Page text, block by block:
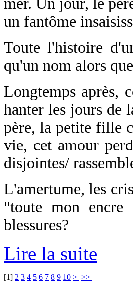
mer. Un jour, le
un fantôme
Toute l'histoire
qu'un nom alors
Longtemps après,
hanter les jours de
père, la petite fille
vie, cet amour
disjointes/
L'amertume, les
"toute mon
blessures?
Lire la suite
[1] 2 3 4 5 6 7 8 9 10 > >>